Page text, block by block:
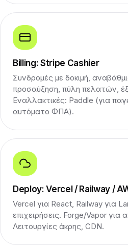
Billing: Stripe Cashier
Συνδρομές με δοκιμή,
προσαύξηση, πύλη πελατών,
Εναλλακτικές: Paddle (για
αυτόματο ΦΠΑ).
Deploy: Vercel / Railway /
Vercel για React, Railway για
επιχειρήσεις. Forge/Vapor για
Λειτουργίες άκρης, CDN.